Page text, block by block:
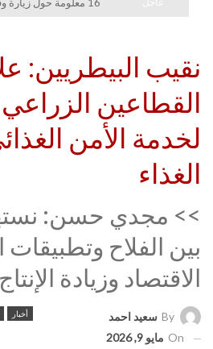
نقيب البيطريين:
القطاعين
لخدمة الأمن
الغذاء
>> مجدي حسن:
بين الفلاح
الاقتصاد وزيادة الإنتاج
أخبار By سعيد احمد
On مايو 9, 2026